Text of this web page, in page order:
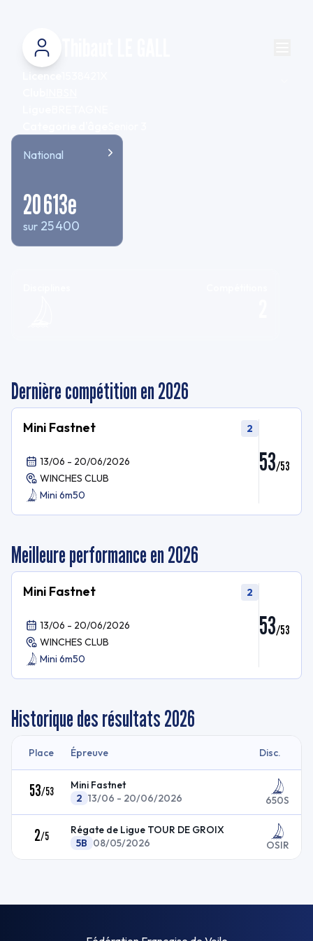
National
20 613e
sur 25 400
Dernière compétition en 2026
Mini Fastnet 2
13/06 - 20/06/2026
WINCHES CLUB
Mini 6m50
53/53
Meilleure performance en 2026
Mini Fastnet 2
13/06 - 20/06/2026
WINCHES CLUB
Mini 6m50
53/53
Historique des résultats2026
Place Épreuve Disc.
53/53
Mini Fastnet
2 13/06 - 20/06/2026 650S
2/5
Régate de Ligue TOUR DE GROIX
5B 08/05/2026 OSIR